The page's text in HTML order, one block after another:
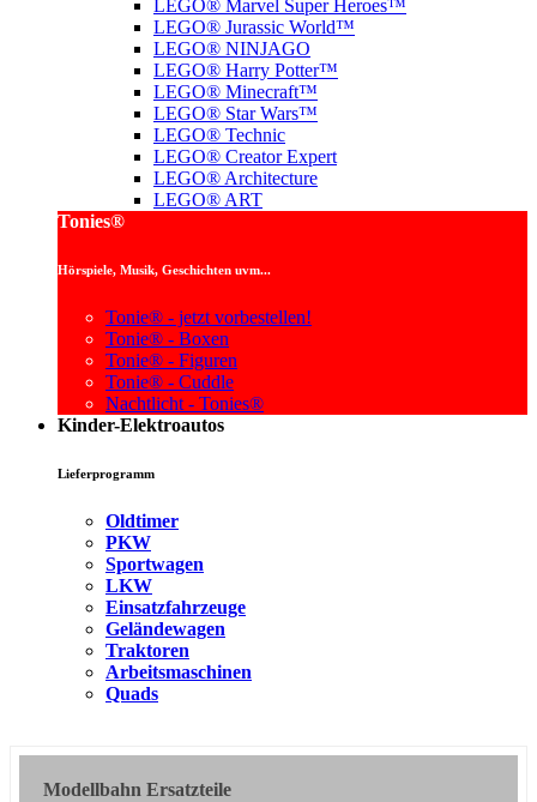
LEGO® Marvel Super Heroes™
LEGO® Jurassic World™
LEGO® NINJAGO
LEGO® Harry Potter™
LEGO® Minecraft™
LEGO® Star Wars™
LEGO® Technic
LEGO® Creator Expert
LEGO® Architecture
LEGO® ART
Tonies®
Hörspiele, Musik, Geschichten uvm...
Tonie® - jetzt vorbestellen!
Tonie® - Boxen
Tonie® - Figuren
Tonie® - Cuddle
Nachtlicht - Tonies®
Kinder-Elektroautos
Lieferprogramm
Oldtimer
PKW
Sportwagen
LKW
Einsatzfahrzeuge
Geländewagen
Traktoren
Arbeitsmaschinen
Quads
Modellbahn Ersatzteile